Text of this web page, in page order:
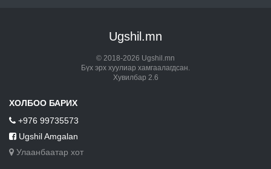
Ugshil.mn
© 2018-2026 Ugshil.mn
Бүх эрх хуулиар хамгаалагдсан.
Хувилбар 2.6
ХОЛБОО БАРИХ
+976 99735573
Ugshil Amgalan
Улаанбаатар хот